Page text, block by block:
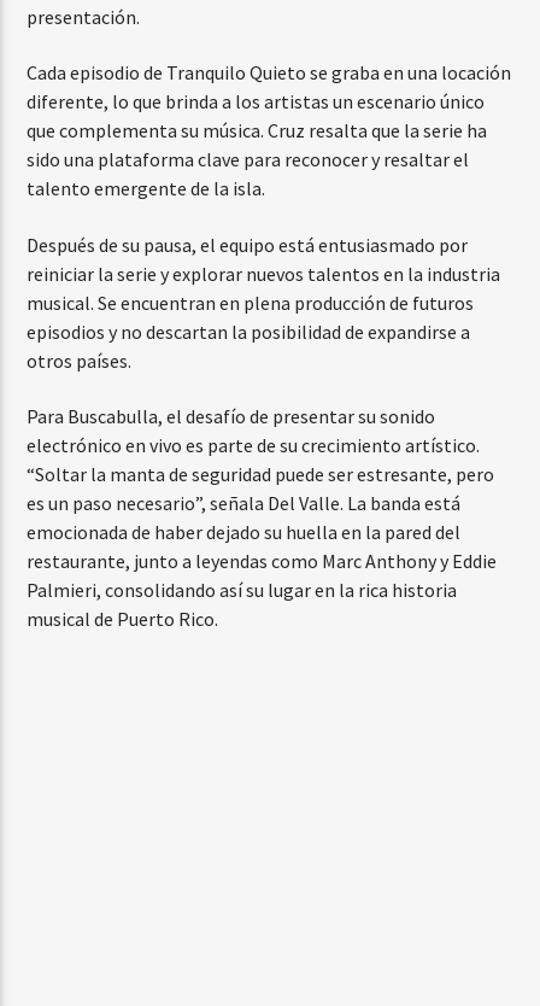
presentación.
Cada episodio de Tranquilo Quieto se graba en una locación
diferente, lo que brinda a los artistas un escenario único
que complementa su música. Cruz resalta que la serie ha
sido una plataforma clave para reconocer y resaltar el
talento emergente de la isla.
Después de su pausa, el equipo está entusiasmado por
reiniciar la serie y explorar nuevos talentos en la industria
musical. Se encuentran en plena producción de futuros
episodios y no descartan la posibilidad de expandirse a
otros países.
Para Buscabulla, el desafío de presentar su sonido
electrónico en vivo es parte de su crecimiento artístico.
“Soltar la manta de seguridad puede ser estresante, pero
es un paso necesario”, señala Del Valle. La banda está
emocionada de haber dejado su huella en la pared del
restaurante, junto a leyendas como Marc Anthony y Eddie
Palmieri, consolidando así su lugar en la rica historia
musical de Puerto Rico.